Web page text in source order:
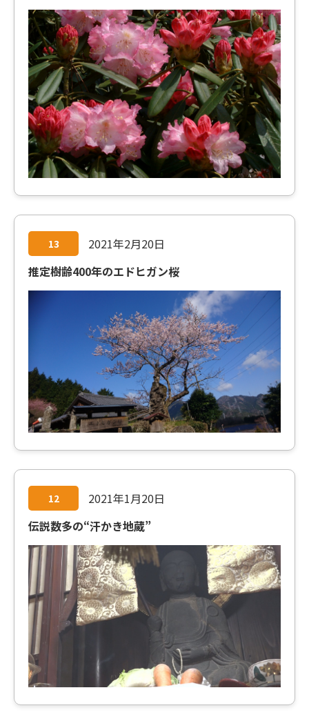
13
2021年2月20日
推定樹齢400年のエドヒガン桜
12
2021年1月20日
伝説数多の“汗かき地蔵”